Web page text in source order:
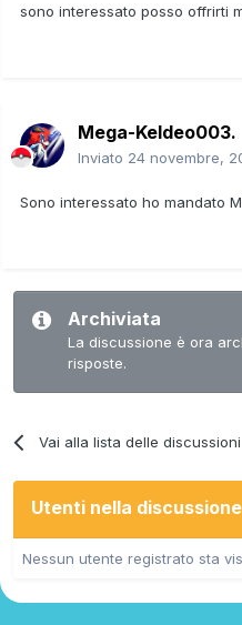
sono interessato posso offrirti
Mega-Keldeo003.
Inviato 24 novembre,
Sono interessato ho mandato
Archiviata
La discussione è ora
risposte.
Vai alla lista delle discussioni
Utenti nella
Nessun utente registrato sta